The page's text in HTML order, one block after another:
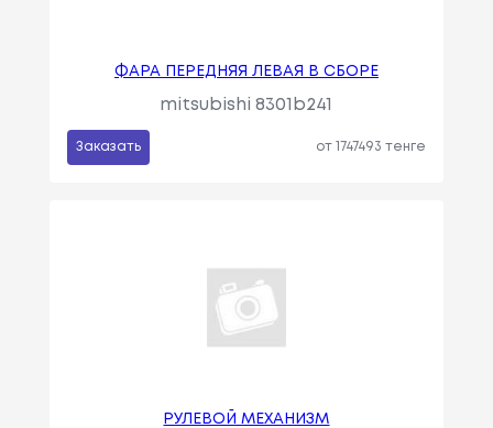
ФАРА ПЕРЕДНЯЯ ЛЕВАЯ В СБОРЕ
mitsubishi 8301b241
Заказать от 1747493 тенге
РУЛЕВОЙ МЕХАНИЗМ